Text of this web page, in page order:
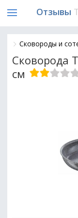
Отзывы
Сковороды и
Сковорода
см